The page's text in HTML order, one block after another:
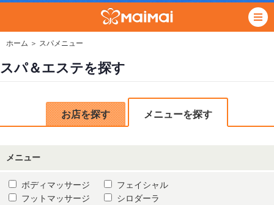
ホーム ＞ スパメニュー
スパ＆エステを探す
お店を探す メニューを探す
メニュー
ボディマッサージ
フェイシャル
フットマッサージ
シロダーラ